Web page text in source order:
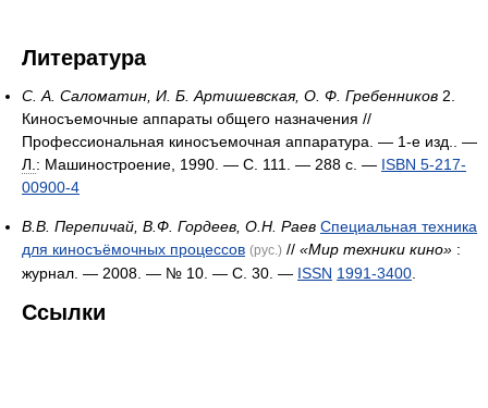
Литература
С. А. Саломатин, И. Б. Артишевская, О. Ф. Гребенников 2.
Киносъемочные аппараты общего назначения //
Профессиональная киносъемочная аппаратура. — 1-е изд.. —
Л.: Машиностроение, 1990. — С. 111. — 288 с. — ISBN 5-217-
00900-4
В.В. Перепичай, В.Ф. Гордеев, О.Н. Раев Специальная техника
для киносъёмочных процессов (рус.) // «Мир техники кино» :
журнал. — 2008. — № 10. — С. 30. — ISSN 1991-3400.
Ссылки